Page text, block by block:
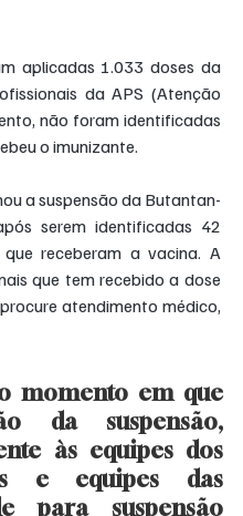
aplicadas 1.033 doses da
da APS (Atenção
não foram identificadas
o imunizante.
a suspensão da Butantan-
serem identificadas 42
receberam a vacina. A
que tem recebido a dose
atendimento médico,
momento em que
da suspensão,
às equipes dos
e equipes das
para suspensão